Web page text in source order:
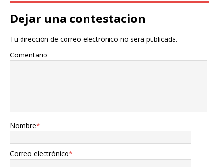
Dejar una contestacion
Tu dirección de correo electrónico no será publicada.
Comentario
Nombre*
Correo electrónico*